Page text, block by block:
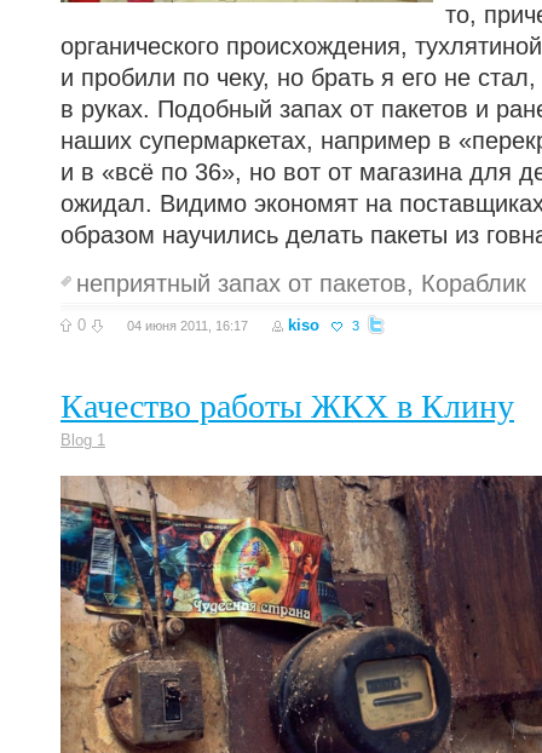
то,
органического происхождения,
и пробили по чеку, но брать я его не
в руках. Подобный запах от пакетов и
наших супермаркетах, например в
и в «всё по 36», но вот от магазина для
ожидал. Видимо экономят на
образом научились делать пакеты из
неприятный запах от пакетов, Кораблик
0 04 июня 2011, 16:17 kiso 3
Качество работы ЖКХ в Клину
Blog 1